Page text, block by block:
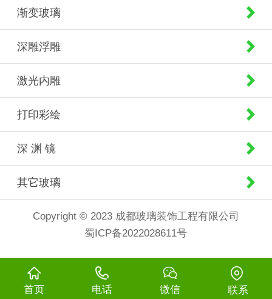
渐变玻璃
深雕浮雕
激光内雕
打印彩绘
深 渊 镜
其它玻璃
Copyright © 2023 成都玻璃装饰工程有限公司
蜀ICP备2022028611号
首页 电话 微信 联系